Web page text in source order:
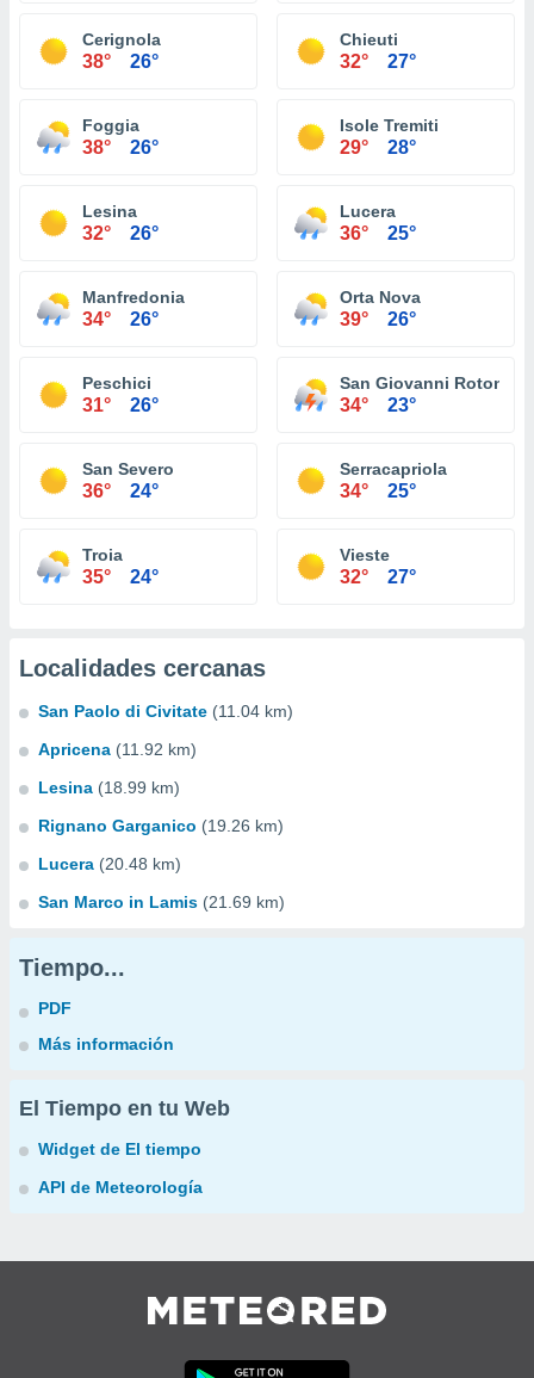
Cerignola
38° 26°
Chieuti
32° 27°
Foggia
38° 26°
Isole Tremiti
29° 28°
Lesina
32° 26°
Lucera
36° 25°
Manfredonia
34° 26°
Orta Nova
39° 26°
Peschici
31° 26°
San Giovanni Rotondo
34° 23°
San Severo
36° 24°
Serracapriola
34° 25°
Troia
35° 24°
Vieste
32° 27°
Localidades cercanas
San Paolo di Civitate (11.04 km)
Apricena (11.92 km)
Lesina (18.99 km)
Rignano Garganico (19.26 km)
Lucera (20.48 km)
San Marco in Lamis (21.69 km)
Tiempo...
PDF
Más información
El Tiempo en tu Web
Widget de El tiempo
API de Meteorología